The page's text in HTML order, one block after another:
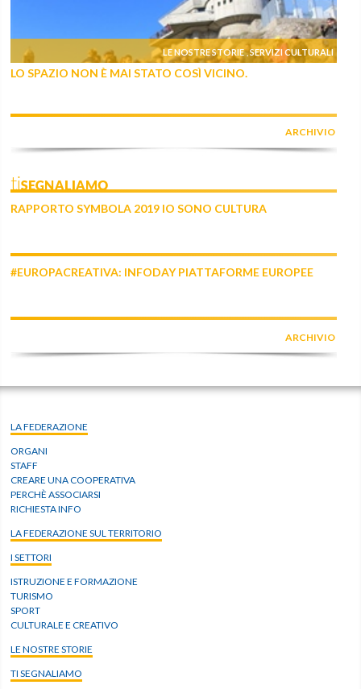
LE NOSTRE STORIE ,SERVIZI CULTURALI
LO SPAZIO NON È MAI STATO COSÌ VICINO.
ARCHIVIO
tiSEGNALIAMO
RAPPORTO SYMBOLA 2019 IO SONO CULTURA
#EUROPACREATIVA: INFODAY PIATTAFORME EUROPEE
ARCHIVIO
LA FEDERAZIONE
ORGANI
STAFF
CREARE UNA COOPERATIVA
PERCHÈ ASSOCIARSI
RICHIESTA INFO
LA FEDERAZIONE SUL TERRITORIO
I SETTORI
ISTRUZIONE E FORMAZIONE
TURISMO
SPORT
CULTURALE E CREATIVO
LE NOSTRE STORIE
TI SEGNALIAMO